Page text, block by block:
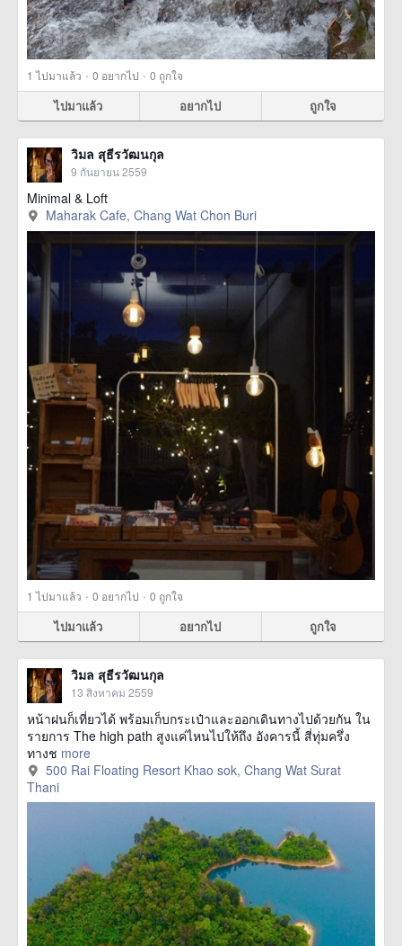
1 ไปมาแล้ว · 0 อยากไป · 0 ถูกใจ
ไปมาแล้ว อยากไป ถูกใจ
วิมล สุธีรวัฒนกุล
9 กันยายน 2559
Minimal & Loft
Maharak Cafe, Chang Wat Chon Buri
1 ไปมาแล้ว · 0 อยากไป · 0 ถูกใจ
ไปมาแล้ว อยากไป ถูกใจ
วิมล สุธีรวัฒนกุล
13 สิงหาคม 2559
หน้าฝนก็เที่ยวได้ พร้อมเก็บกระเป๋าและออกเดินทางไปด้วยกัน ใน
รายการ The high path สูงแค่ไหนไปให้ถึง อังคารนี้ สี่ทุ่มครึ่ง
ทางช more
500 Rai Floating Resort Khao sok, Chang Wat Surat
Thani